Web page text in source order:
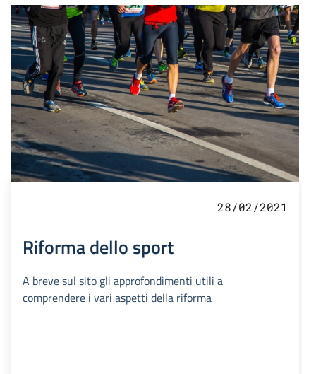
28/02/2021
Riforma dello sport
A breve sul sito gli approfondimenti utili a
comprendere i vari aspetti della riforma